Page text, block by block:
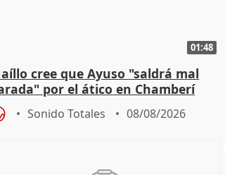
01:48
cree que Ayuso "saldrá mal
por el ático en Chamberí
Sonido Totales 08/08/2026